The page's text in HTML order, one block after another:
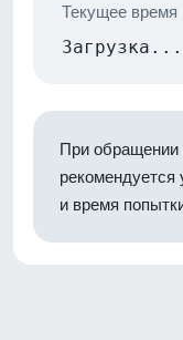
Текущее время
Загрузка...
При обращении
рекомендуется
и время